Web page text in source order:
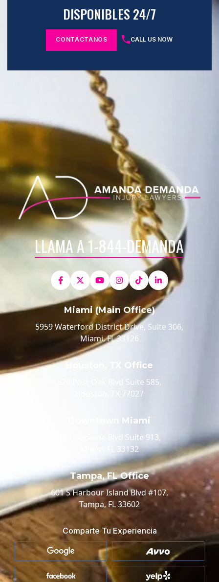
DISPONIBLES 24/7
CONTÁCTANOS CALL US NOW
LLAMA A 1-844-DEMANDA
Miami (Main Office)
5959 Waterford District Drive, Suite 306,
Miami, FL 33126
Houston, TX Office
520 Post Oak Blvd Suite 585,
Houston, TX 77027
Downtown Miami
100 Biscayne Blvd Suite 913,
Miami, FL 33132
Tampa, FL Office
601 S Harbour Island Blvd #107,
Tampa, FL 33602
Comparte Tu Experiencia